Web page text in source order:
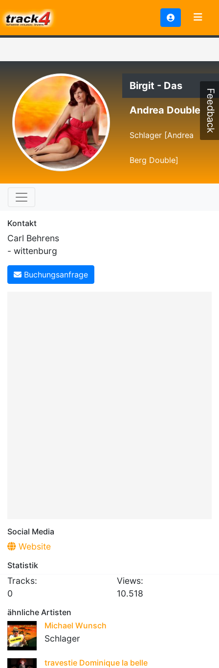
Birgit - Das
Andrea Double
Schlager [Andrea
Berg Double]
Kontakt
Carl Behrens
- wittenburg
Buchungsanfrage
Social Media
Website
Statistik
Tracks:
0
Views:
10.518
ähnliche Artisten
Michael Wunsch
Schlager
travestie Dominique la belle
Feedback